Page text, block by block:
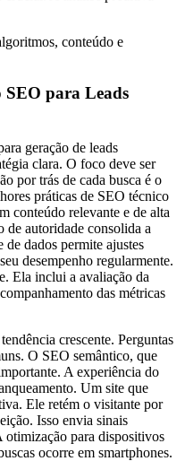
conteúdo e
para Leads
geração de leads
clara. O foco deve ser
por trás de cada busca é o
práticas de SEO técnico
conteúdo relevante e de alta
de autoridade consolida a
de dados permite ajustes
desempenho regularmente.
Ela inclui a avaliação da
das métricas
crescente. Perguntas
O SEO semântico, que
A experiência do
Um site que
Ele retém o visitante por
Isso envia sinais
otimização para dispositivos
ocorre em smartphones.